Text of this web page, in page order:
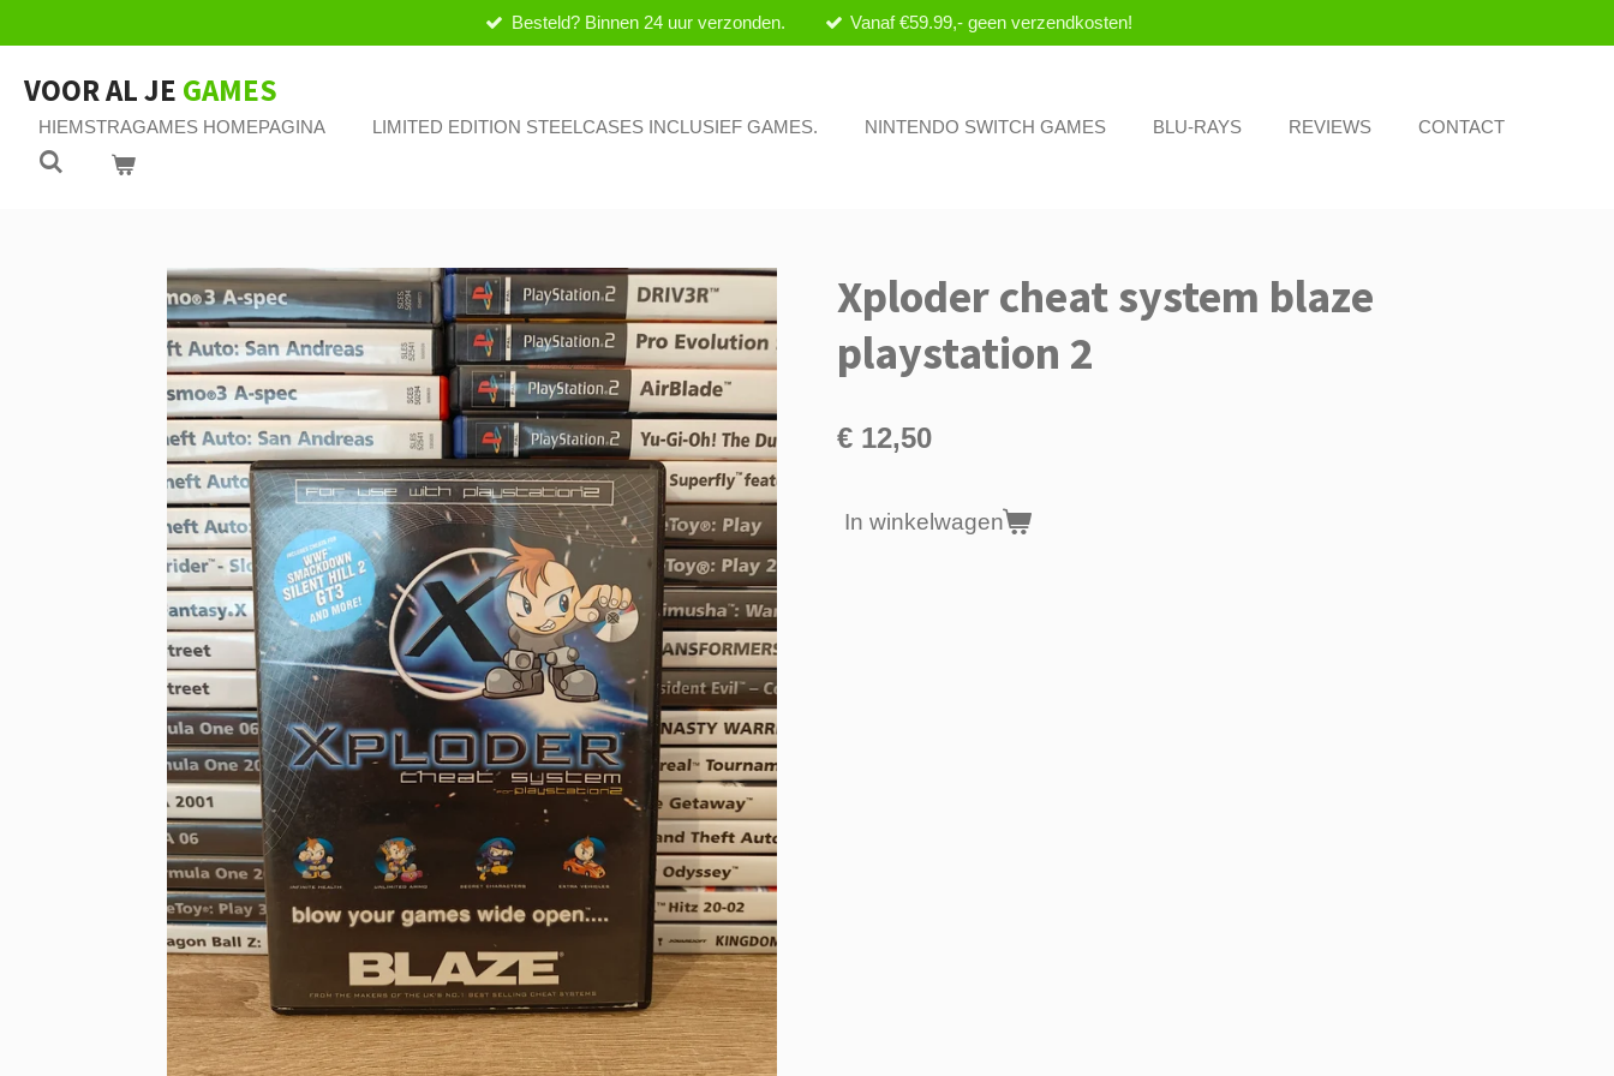
direct
naar
de
hoofdinhoud
Besteld? Binnen 24 uur verzonden. Vanaf €59.99,- geen verzendkosten!
VOOR AL JE GAMES
HIEMSTRAGAMES HOMEPAGINA LIMITED EDITION STEELCASES INCLUSIEF GAMES. NINTENDO SWITCH GAMES BLU-RAYS REVIEWS CONTACT
Xploder cheat system blaze
playstation 2
€ 12,50
In winkelwagen